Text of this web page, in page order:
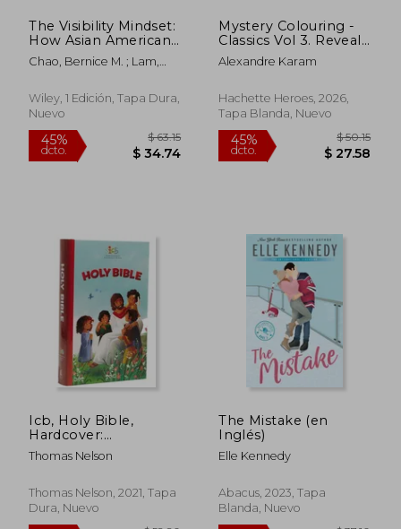
45%
dcto. $ 20.40
45%
dcto.
The Visibility Mindset:
How Asian American
Leaders Create
Opportunities and
(en Inglés)
Chao, Bernice M. ; Lam,
Wiley, 1 Edición, Tapa Dura,
Nuevo
Mystery Colouring -
Classics Vol 3. Reveal
iconic Disney
characters with
(en Inglés)
Alexandre Karam
Hachette Heroes, 2026,
Tapa Blanda, Nuevo
Icb, Holy Bible,
Hardcover:
International
Children'S Bible (en
Thomas Nelson
Thomas Nelson, 2021, Tapa
Dura, Nuevo
The Mistake (en
Inglés)
Elle Kennedy
Abacus, 2023, Tapa
Blanda, Nuevo